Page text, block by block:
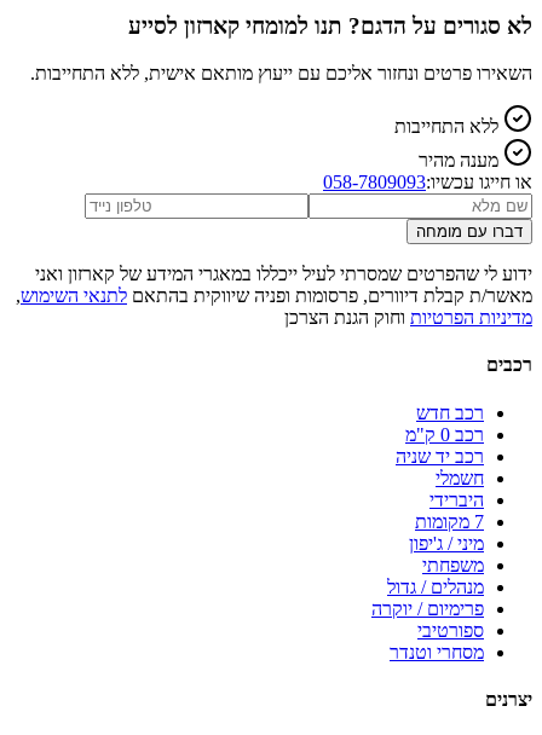
לא סגורים על הדגם? תנו למומחי קארזון לסייע
השאירו פרטים ונחזור אליכם עם ייעוץ מותאם אישית, ללא התחייבות.
ללא התחייבות
מענה מהיר
או חייגו עכשיו:058-7809093
דברו עם מומחה
ידוע לי שהפרטים שמסרתי לעיל ייכללו במאגרי המידע של קארזון ואני
מאשר/ת קבלת דיוורים, פרסומות ופניה שיווקית בהתאם לתנאי השימוש,
מדיניות הפרטיות וחוק הגנת הצרכן
רכבים
רכב חדש
רכב 0 ק"מ
רכב יד שניה
חשמלי
היברידי
7 מקומות
מיני / ג'יפון
משפחתי
מנהלים / גדול
פרימיום / יוקרה
ספורטיבי
מסחרי וטנדר
יצרנים